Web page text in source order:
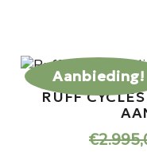
Aanbieding!
RUFF
€